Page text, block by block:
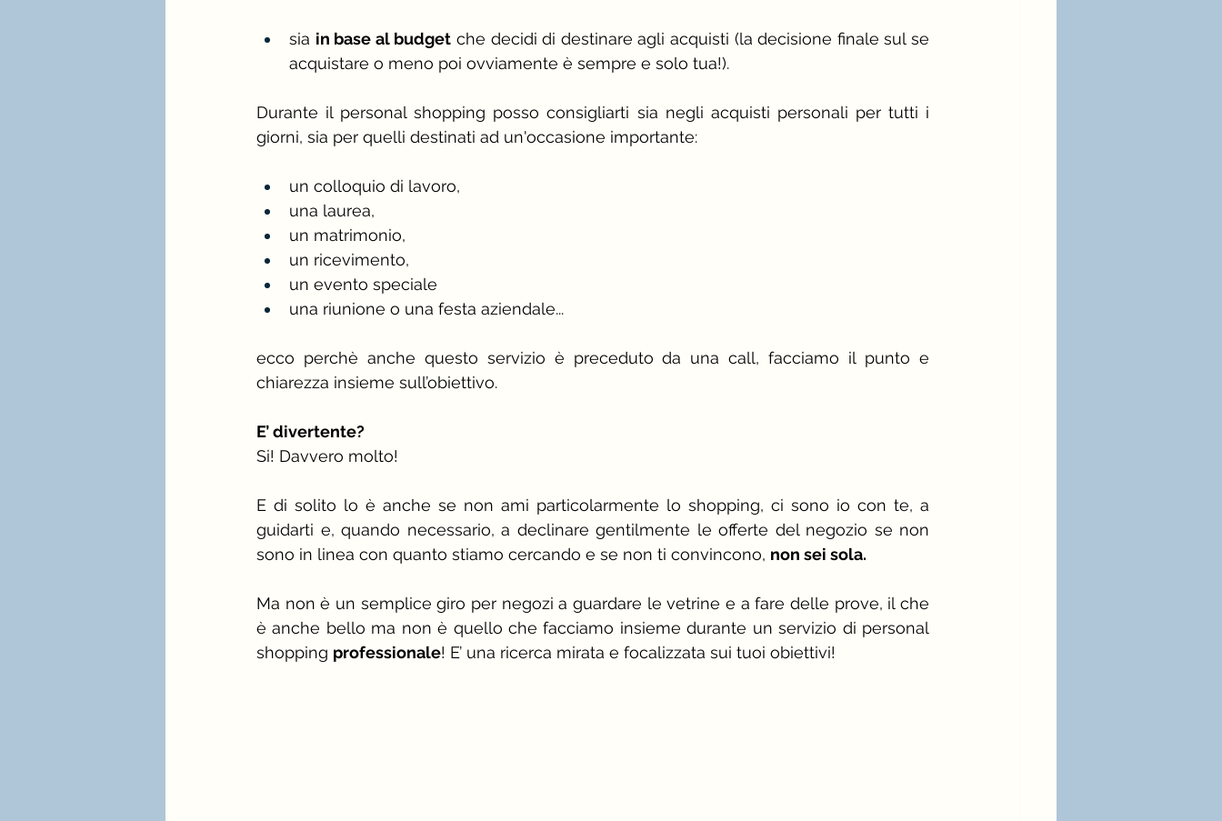
sia in base al budget che decidi di destinare agli acquisti (la decisione finale sul se
acquistare o meno poi ovviamente è sempre e solo tua!).
Durante il personal shopping posso consigliarti sia negli acquisti personali per tutti i
giorni, sia per quelli destinati ad un'occasione importante:
un colloquio di lavoro,
una laurea,
un matrimonio,
un ricevimento,
un evento speciale
una riunione o una festa aziendale...
ecco perchè anche questo servizio è preceduto da una call, facciamo il punto e
chiarezza insieme sull’obiettivo.
E’ divertente?
Si! Davvero molto!
E di solito lo è anche se non ami particolarmente lo shopping, ci sono io con te, a
guidarti e, quando necessario, a declinare gentilmente le offerte del negozio se non
sono in linea con quanto stiamo cercando e se non ti convincono, non sei sola.
Ma non è un semplice giro per negozi a guardare le vetrine e a fare delle prove, il che
è anche bello ma non è quello che facciamo insieme durante un servizio di personal
shopping professionale! E’ una ricerca mirata e focalizzata sui tuoi obiettivi!